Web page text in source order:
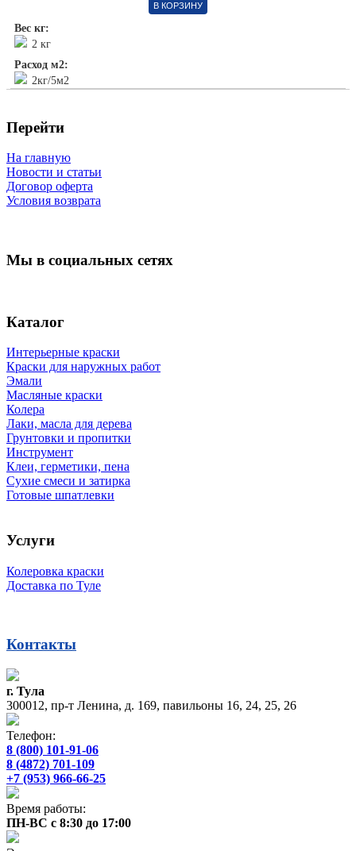
В КОРЗИНУ
Вес кг:
2 кг
Расход м2:
2кг/5м2
Перейти
На главную
Новости и статьи
Договор оферта
Условия возврата
Мы в социальных сетях
Каталог
Интерьерные краски
Краски для наружных работ
Эмали
Масляные краски
Колера
Лаки, масла для дерева
Грунтовки и пропитки
Инструмент
Клеи, герметики, пена
Сухие смеси и затирка
Готовые шпатлевки
Услуги
Колеровка краски
Доставка по Туле
Контакты
г. Тула
300012, пр-т Ленина, д. 169, павильоны 16, 24, 25, 26
Телефон:
8 (800) 101-91-06
8 (4872) 701-109
+7 (953) 966-66-25
Время работы:
ПН-ВС с 8:30 до 17:00